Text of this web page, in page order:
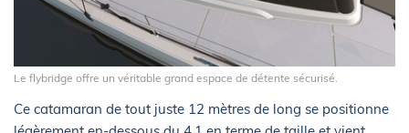
Le flybridge offre un véritable grand espace de détente sécurisé.
Ce catamaran de tout juste 12 mètres de long se positionne